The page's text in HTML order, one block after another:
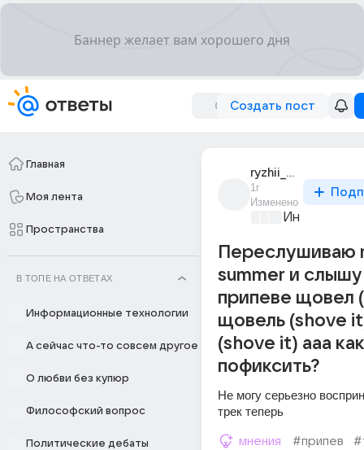
Создать пост
Главная
Моя лента
Пространства
В ТОПЕ НА ОТВЕТАХ
Информационные технологии
А сейчас что-то совсем другое
О любви без купюр
Философский вопрос
Политические дебаты
ryzhii_chulok
1г
Изменено
Переслушиваю
summer и слышу
припеве щовел
щовель (shove
(shove it) ааа как
пофиксить?
Не могу серьезно
трек теперь
мнения #припев